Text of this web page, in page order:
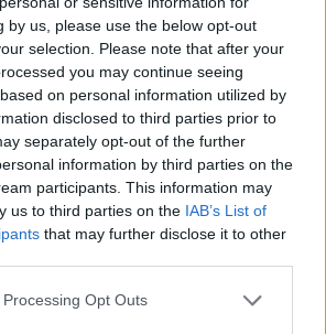
by us, please use the below opt-out
selection. Please note that after your
you may continue seeing
on personal information utilized by
disclosed to third parties prior to
separately opt-out of the further
information by third parties on the
participants. This information may
us to third parties on the IAB’s List of
that may further disclose it to other
Opt Outs